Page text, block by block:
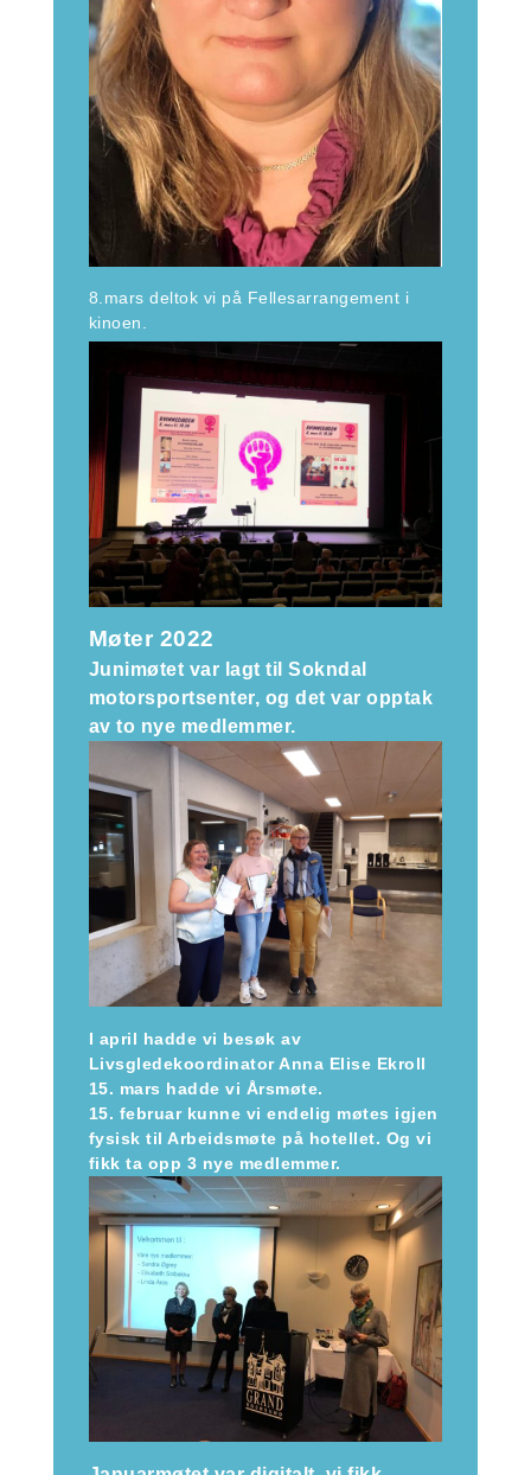
8.mars deltok vi på Fellesarrangement i
kinoen.
Møter 2022
Junimøtet var lagt til Sokndal
motorsportsenter, og det var opptak
av to nye medlemmer.
I april hadde vi besøk av
Livsgledekoordinator Anna Elise Ekroll
15. mars hadde vi Årsmøte.
15. februar kunne vi endelig møtes igjen
fysisk til Arbeidsmøte på hotellet. Og vi
fikk ta opp 3 nye medlemmer.